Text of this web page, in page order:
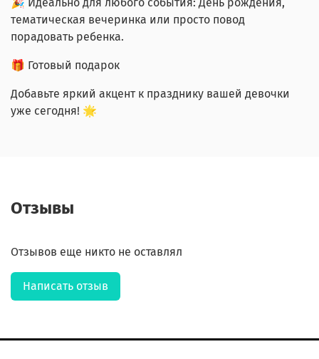
тематическая вечеринка или просто повод
порадовать ребенка.
🎁 Готовый подарок
Добавьте яркий акцент к празднику вашей девочки
уже сегодня! 🌟
Отзывы
Отзывов еще никто не оставлял
Написать отзыв